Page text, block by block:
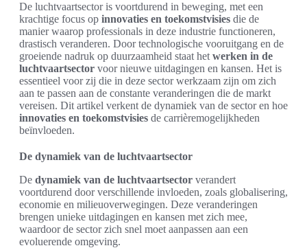
De luchtvaartsector is voortdurend in beweging, met een
krachtige focus op innovaties en toekomstvisies die de
manier waarop professionals in deze industrie functioneren,
drastisch veranderen. Door technologische vooruitgang en de
groeiende nadruk op duurzaamheid staat het werken in de
luchtvaartsector voor nieuwe uitdagingen en kansen. Het is
essentieel voor zij die in deze sector werkzaam zijn om zich
aan te passen aan de constante veranderingen die de markt
vereisen. Dit artikel verkent de dynamiek van de sector en hoe
innovaties en toekomstvisies de carrièremogelijkheden
beïnvloeden.
De dynamiek van de luchtvaartsector
De dynamiek van de luchtvaartsector verandert
voortdurend door verschillende invloeden, zoals globalisering,
economie en milieuoverwegingen. Deze veranderingen
brengen unieke uitdagingen en kansen met zich mee,
waardoor de sector zich snel moet aanpassen aan een
evoluerende omgeving.